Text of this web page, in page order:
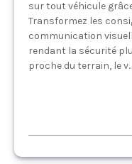
sur tout véhicule
Transformez les
communication
rendant la sécurité
proche du terrain, le v...